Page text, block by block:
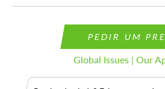
PEDIR UM
Global Issues | Our